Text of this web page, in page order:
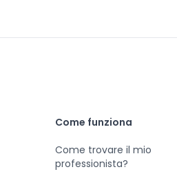
Come funziona
Come trovare il mio
professionista?